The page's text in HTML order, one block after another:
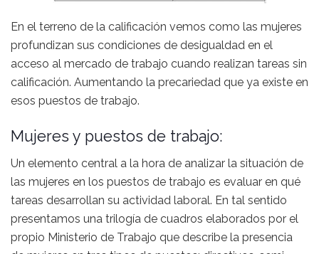
En el terreno de la calificación vemos como las mujeres
profundizan sus condiciones de desigualdad en el
acceso al mercado de trabajo cuando realizan tareas sin
calificación. Aumentando la precariedad que ya existe en
esos puestos de trabajo.
Mujeres y puestos de trabajo:
Un elemento central a la hora de analizar la situación de
las mujeres en los puestos de trabajo es evaluar en qué
tareas desarrollan su actividad laboral. En tal sentido
presentamos una trilogía de cuadros elaborados por el
propio Ministerio de Trabajo que describe la presencia